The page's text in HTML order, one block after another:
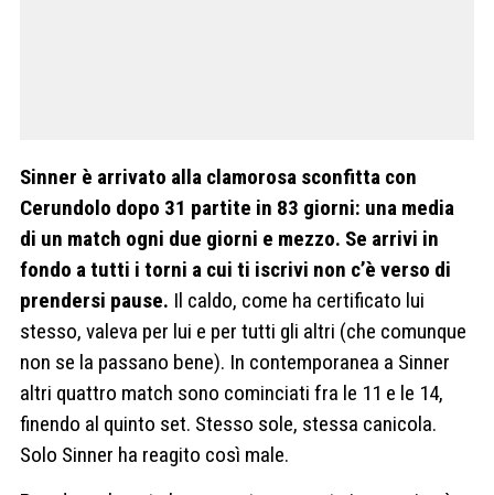
Sinner è arrivato alla clamorosa sconfitta con
Cerundolo dopo 31 partite in 83 giorni: una media
di un match ogni due giorni e mezzo. Se arrivi in
fondo a tutti i torni a cui ti iscrivi non c’è verso di
prendersi pause. Il caldo, come ha certificato lui
stesso, valeva per lui e per tutti gli altri (che comunque
non se la passano bene). In contemporanea a Sinner
altri quattro match sono cominciati fra le 11 e le 14,
finendo al quinto set. Stesso sole, stessa canicola.
Solo Sinner ha reagito così male.